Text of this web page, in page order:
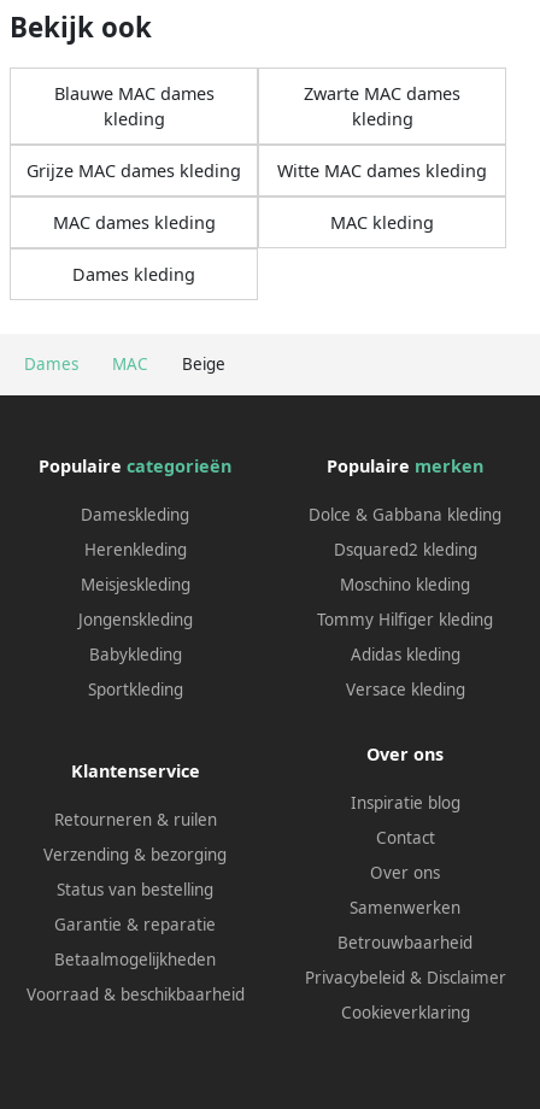
Dames MAC Beige
Bekijk ook
Blauwe MAC dames
kleding
Zwarte MAC dames
kleding
Grijze MAC dames kleding Witte MAC dames kleding
MAC dames kleding MAC kleding
Dames kleding
Populaire categorieën
Dameskleding
Herenkleding
Meisjeskleding
Jongenskleding
Babykleding
Sportkleding
Populaire merken
Dolce & Gabbana kleding
Dsquared2 kleding
Moschino kleding
Tommy Hilfiger kleding
Adidas kleding
Versace kleding
Klantenservice
Retourneren & ruilen
Verzending & bezorging
Status van bestelling
Garantie & reparatie
Betaalmogelijkheden
Voorraad & beschikbaarheid
Over ons
Inspiratie blog
Contact
Over ons
Samenwerken
Betrouwbaarheid
Privacybeleid & Disclaimer
Cookieverklaring